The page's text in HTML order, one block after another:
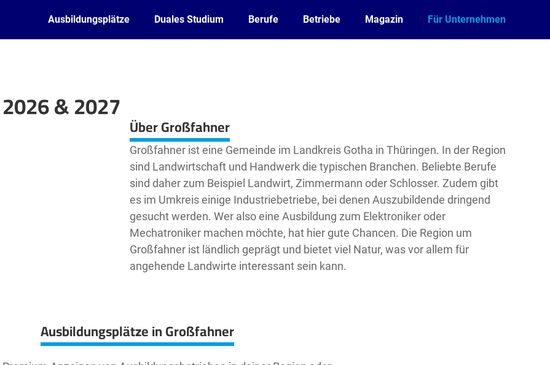
Ausbildungsplätze Duales Studium Berufe Betriebe Magazin Für Unternehmen
& 2027
Leaflet| ©OpenStreetMap2contributors Über Großfahner
Großfahner ist eine Gemeinde im Landkreis Gotha in Thüringen. In der Region
sind Landwirtschaft und Handwerk die typischen Branchen. Beliebte Berufe
sind daher zum Beispiel Landwirt, Zimmermann oder Schlosser. Zudem gibt
es im Umkreis einige Industriebetriebe, bei denen Auszubildende dringend
gesucht werden. Wer also eine Ausbildung zum Elektroniker oder
Mechatroniker machen möchte, hat hier gute Chancen. Die Region um
Großfahner ist ländlich geprägt und bietet viel Natur, was vor allem für
angehende Landwirte interessant sein kann.
Ausbildungsplätze in Großfahner